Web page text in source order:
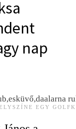
nap
EGY